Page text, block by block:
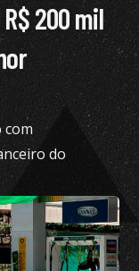
200 mil
com
do